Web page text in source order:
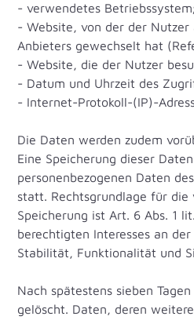
- verwendetes
- Website, von der der Nutzer
Anbieters gewechselt hat
- Website, die der Nutzer
- Datum und Uhrzeit des
- Internet-Protokoll-(IP)-
Die Daten werden zudem
Eine Speicherung dieser
personenbezogenen Daten
statt. Rechtsgrundlage für die
Speicherung ist Art. 6 Abs. 1
berechtigten Interesses an
Stabilität, Funktionalität und
Nach spätestens sieben
gelöscht. Daten, deren